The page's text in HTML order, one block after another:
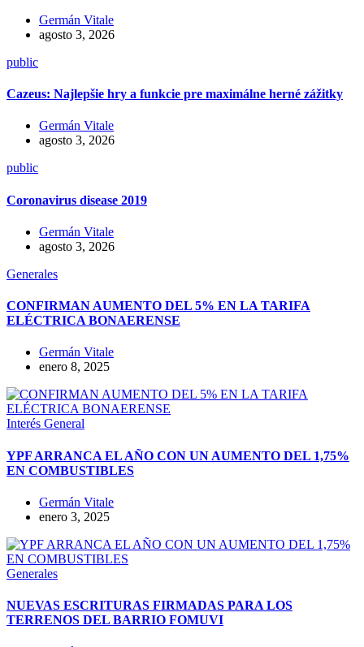
Germán Vitale
agosto 3, 2026
public
Cazeus: Najlepšie hry a funkcie pre maximálne herné zážitky
Germán Vitale
agosto 3, 2026
public
Coronavirus disease 2019
Germán Vitale
agosto 3, 2026
Generales
CONFIRMAN AUMENTO DEL 5% EN LA TARIFA
ELÉCTRICA BONAERENSE
Germán Vitale
enero 8, 2025
Interés General
YPF ARRANCA EL AÑO CON UN AUMENTO DEL 1,75%
EN COMBUSTIBLES
Germán Vitale
enero 3, 2025
Generales
NUEVAS ESCRITURAS FIRMADAS PARA LOS
TERRENOS DEL BARRIO FOMUVI